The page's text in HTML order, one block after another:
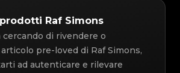
Raf Simons
cercando di rivendere o
pre-loved di Raf Simons,
ad autenticare e rilevare